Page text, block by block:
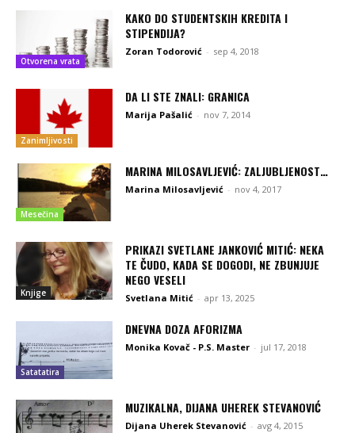
Otvorena vrata
KAKO DO STUDENTSKIH KREDITA I
STIPENDIJA?
Zoran Todorović - sep 4, 2018
Zanimljivosti
DA LI STE ZNALI: GRANICA
Marija Pašalić - nov 7, 2014
Mesečina
MARINA MILOSAVLJEVIĆ: ZALJUBLJENOST…
Marina Milosavljević - nov 4, 2017
Knjige
PRIKAZI SVETLANE JANKOVIĆ MITIĆ: NEKA
TE ČUDO, KADA SE DOGODI, NE ZBUNJUJE
NEGO VESELI
Svetlana Mitić - apr 13, 2025
Satatatira
DNEVNA DOZA AFORIZMA
Monika Kovač - P.S. Master - jul 17, 2018
MUZIKALNA, DIJANA UHEREK STEVANOVIĆ
Dijana Uherek Stevanović - avg 4, 2015